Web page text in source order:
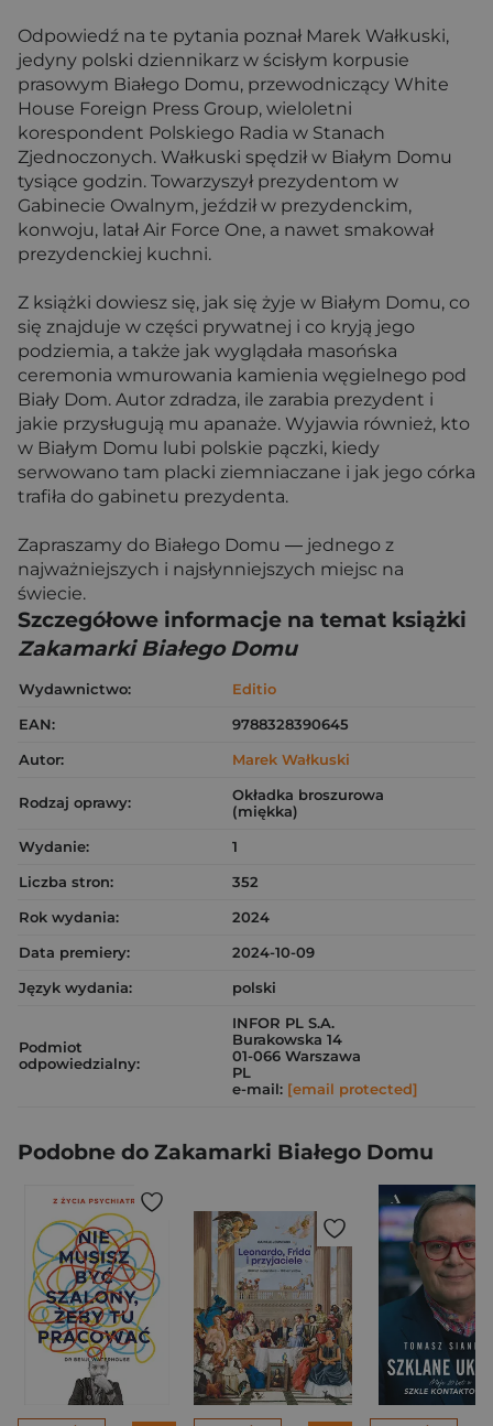
Odpowiedź na te pytania poznał Marek Wałkuski,
jedyny polski dziennikarz w ścisłym korpusie
prasowym Białego Domu, przewodniczący White
House Foreign Press Group, wieloletni
korespondent Polskiego Radia w Stanach
Zjednoczonych. Wałkuski spędził w Białym Domu
tysiące godzin. Towarzyszył prezydentom w
Gabinecie Owalnym, jeździł w prezydenckim,
konwoju, latał Air Force One, a nawet smakował
prezydenckiej kuchni.
Z książki dowiesz się, jak się żyje w Białym Domu, co
się znajduje w części prywatnej i co kryją jego
podziemia, a także jak wyglądała masońska
ceremonia wmurowania kamienia węgielnego pod
Biały Dom. Autor zdradza, ile zarabia prezydent i
jakie przysługują mu apanaże. Wyjawia również, kto
w Białym Domu lubi polskie pączki, kiedy
serwowano tam placki ziemniaczane i jak jego córka
trafiła do gabinetu prezydenta.
Zapraszamy do Białego Domu ― jednego z
najważniejszych i najsłynniejszych miejsc na
świecie.
Szczegółowe informacje na temat książki
Zakamarki Białego Domu
Wydawnictwo:
Editio
EAN:
9788328390645
Autor:
Marek Wałkuski
Rodzaj oprawy:
Okładka broszurowa
(miękka)
Wydanie:
1
Liczba stron:
352
Rok wydania:
2024
Data premiery:
2024-10-09
Język wydania:
polski
Podmiot
odpowiedzialny:
INFOR PL S.A.
Burakowska 14
01-066 Warszawa
PL
e-mail: [email protected]
Podobne do Zakamarki Białego Domu